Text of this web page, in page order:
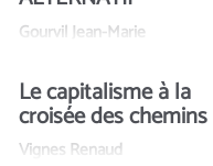
Gourvil Jean-Marie
Le capitalisme à la
croisée des chemins
Vignes Renaud